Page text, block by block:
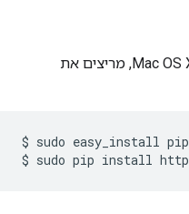
כדי להתקין את Closure Linter ב-Mac OS X, מריצים את
$ sudo easy_install pip